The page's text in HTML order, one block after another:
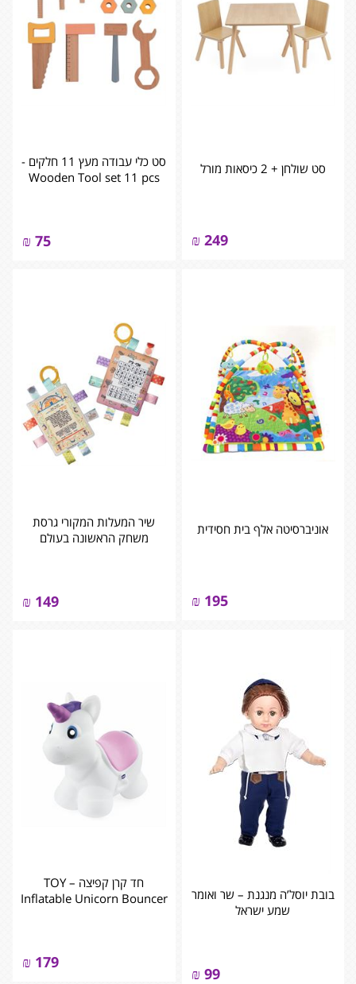
סט שולחן + 2 כיסאות מורל
249
₪
סט כלי עבודה מעץ 11 חלקים -
Wooden Tool set 11 pcs
75
₪
אוניברסיטה אלף בית חסידית
195
₪
שיר המעלות המקורי גרסת
משחק הראשונה בעולם
149
₪
בובת יוסל’ה מנגנת – שר ואומר
שמע ישראל
99
₪
חד קרן קפיצה – TOY
Inflatable Unicorn Bouncer
179
₪